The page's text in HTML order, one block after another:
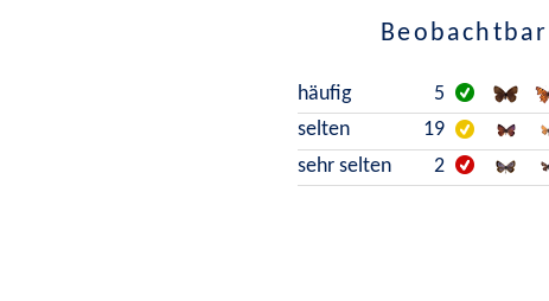
häufig
5
selten
19
sehr selten
2